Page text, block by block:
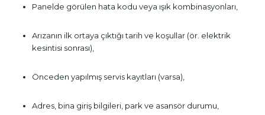
Panelde görülen hata kodu veya ışık kombinasyonları,
Arızanın ilk ortaya çıktığı tarih ve koşullar (ör. elektrik
kesintisi sonrası),
Önceden yapılmış servis kayıtları (varsa),
Adres, bina giriş bilgileri, park ve asansör durumu,